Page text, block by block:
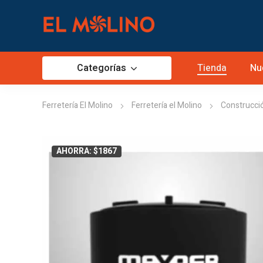
Categorías Tienda
Ferretería El Molino Ferretería el Molino
AHORRA: $1867